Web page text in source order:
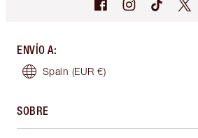
ENVÍO A:
Spain (EUR €)
SOBRE